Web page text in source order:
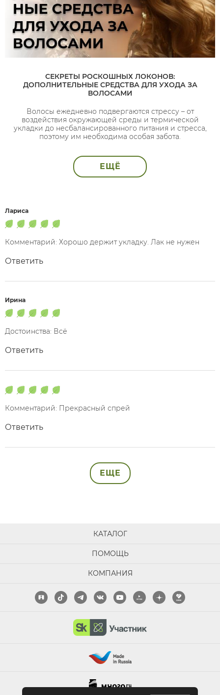
СЕКРЕТЫ РОСКОШНЫХ ЛОКОНОВ:
ДОПОЛНИТЕЛЬНЫЕ СРЕДСТВА ДЛЯ УХОДА ЗА
ВОЛОСАМИ
Волосы ежедневно подвергаются стрессу – от
воздействия окружающей среды и термической
укладки до несбалансированного питания и стресса,
поэтому им необходима особая забота.
ЕЩЁ
Лариса
Комментарий: Хорошо держит укладку. Лак не нужен
Ответить
Ирина
Достоинства: Всё
Ответить
Комментарий: Прекрасный спрей
Ответить
ЕЩЕ
КАТАЛОГ
ПОМОЩЬ
КОМПАНИЯ